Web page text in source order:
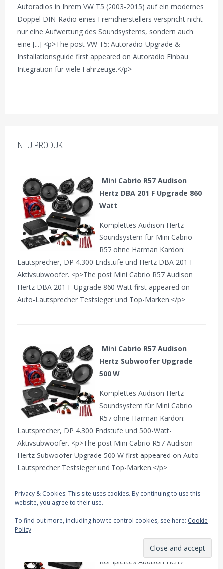
Autoradios in Ihrem VW T5 (2003-2015) auf ein modernes
Doppel DIN-Radio eines Fremdherstellers verspricht nicht
nur eine Aufwertung des Soundsystems, sondern auch
eine [...] <p>The post VW T5: Autoradio-Upgrade &
Installationsguide first appeared on Autoradio Einbau
Integration für viele Fahrzeuge.</p>
NEU PRODUKTE
Mini Cabrio R57 Audison
Hertz DBA 201 F Upgrade 860
Watt
Komplettes Audison Hertz
Soundsystem für Mini Cabrio
R57 ohne Harman Kardon:
Lautsprecher, DP 4.300 Endstufe und Hertz DBA 201 F
Aktivsubwoofer. <p>The post Mini Cabrio R57 Audison
Hertz DBA 201 F Upgrade 860 Watt first appeared on
Auto-Lautsprecher Testsieger und Top-Marken.</p>
Mini Cabrio R57 Audison
Hertz Subwoofer Upgrade
500 W
Komplettes Audison Hertz
Soundsystem für Mini Cabrio
R57 ohne Harman Kardon:
Lautsprecher, DP 4.300 Endstufe und 500-Watt-
Aktivsubwoofer. <p>The post Mini Cabrio R57 Audison
Hertz Subwoofer Upgrade 500 W first appeared on Auto-
Lautsprecher Testsieger und Top-Marken.</p>
Mini Cabrio R57 Verstärker
Soundsystem
Komplettes Audison Hertz
Privacy & Cookies: This site uses cookies. By continuing to use this
website, you agree to their use.
To find out more, including how to control cookies, see here: Cookie
Policy